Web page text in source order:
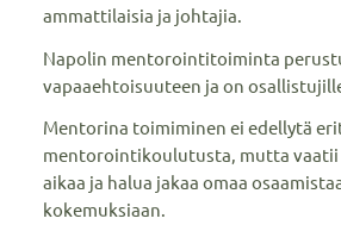
ammattilaisia ja johtajia.
Napolin mentorointitoiminta
vapaaehtoisuuteen ja on
Mentorina toimiminen ei edellytä
mentorointikoulutusta, mutta
aikaa ja halua jakaa omaa
kokemuksiaan.